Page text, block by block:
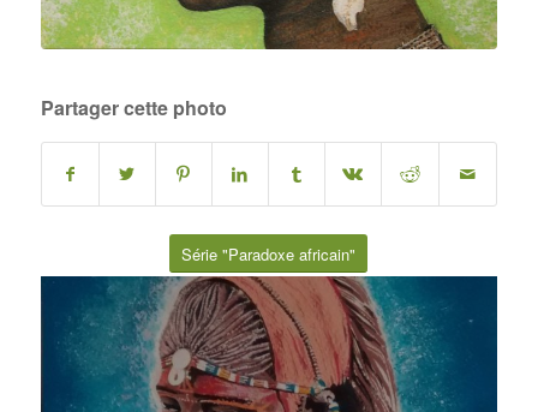
Partager cette photo
Série "Paradoxe africain"